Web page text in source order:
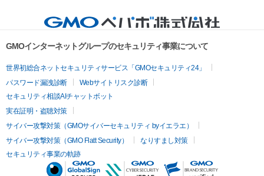
GMOインターネットグループのセキュリティ事業について
世界初総合ネットセキュリティサービス「GMOセキュリティ24」
パスワード漏洩診断
Webサイトリスク診断
セキュリティ相談AIチャットボット
実在証明・盗聴対策
サイバー攻撃対策（GMOサイバーセキュリティ byイエラエ）
サイバー攻撃対策（GMO Flatt Security）
なりすまし対策
セキュリティ事業の軌跡